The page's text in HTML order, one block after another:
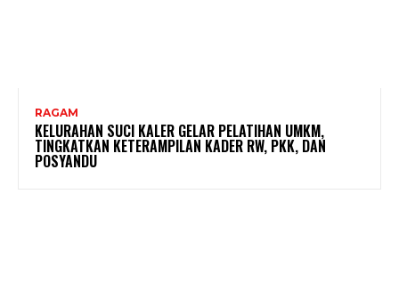
RAGAM
KELURAHAN SUCI KALER GELAR PELATIHAN UMKM,
TINGKATKAN KETERAMPILAN KADER RW, PKK, DAN
POSYANDU